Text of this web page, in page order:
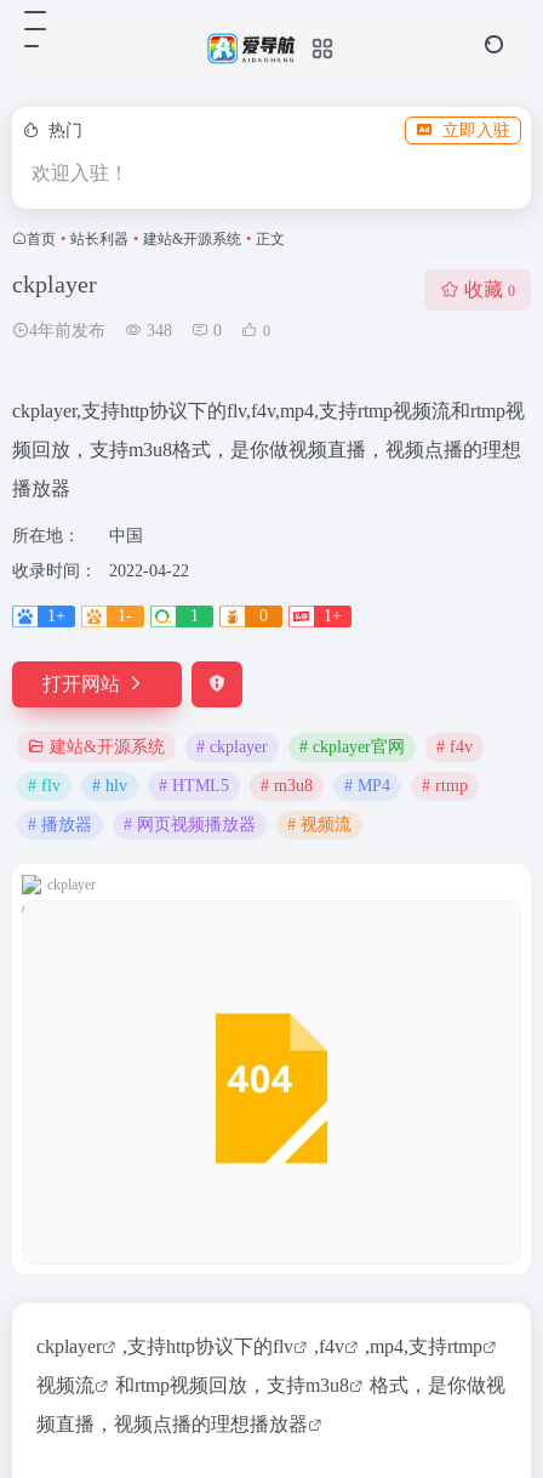
热门 立即入驻
欢迎入驻！
首页 • 站长利器 • 建站&开源系统 • 正文
ckplayer
4年前发布 348 0 0
收藏 0
ckplayer,支持http协议下的flv,f4v,mp4,支持rtmp视频流和rtmp视
频回放，支持m3u8格式，是你做视频直播，视频点播的理想
播放器
所在地：
中国
收录时间：
2022-04-22
1+ 1- 1 0 1+
打开网站
建站&开源系统 # ckplayer # ckplayer官网 # f4v
# flv # hlv # HTML5 # m3u8 # MP4 # rtmp
# 播放器 # 网页视频播放器 # 视频流
ckplayer
ckplayer ,支持http协议下的flv ,f4v ,mp4,支持rtmp
视频流
和rtmp视频回放，支持m3u8
格式，是你做视
频直播，视频点播的理想播放器